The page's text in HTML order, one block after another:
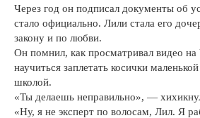
Через год он подписал документы об
стало официально. Лили стала его
закону и по любви.
Он помнил, как просматривал видео
научиться заплетать косички
школой.
«Ты делаешь неправильно», —
«Ну, я не эксперт по волосам, Лил. Я